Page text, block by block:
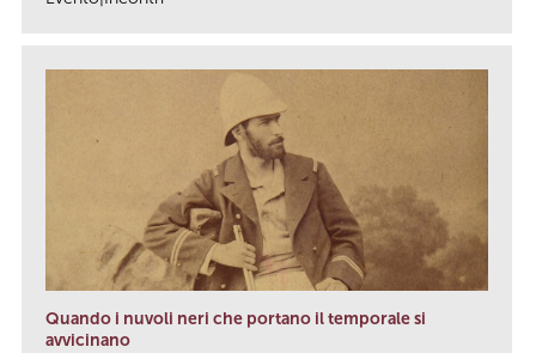
Quando i nuvoli neri che portano il temporale si
avvicinano